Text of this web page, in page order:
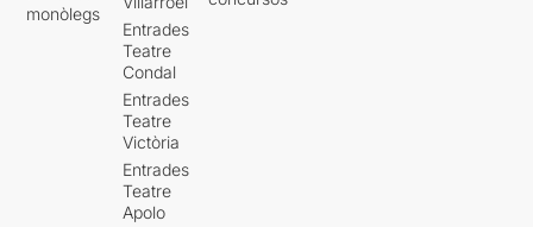
monòlegs
Entrades
Teatre
Condal
Entrades
Teatre
Victòria
Entrades
Teatre
Apolo